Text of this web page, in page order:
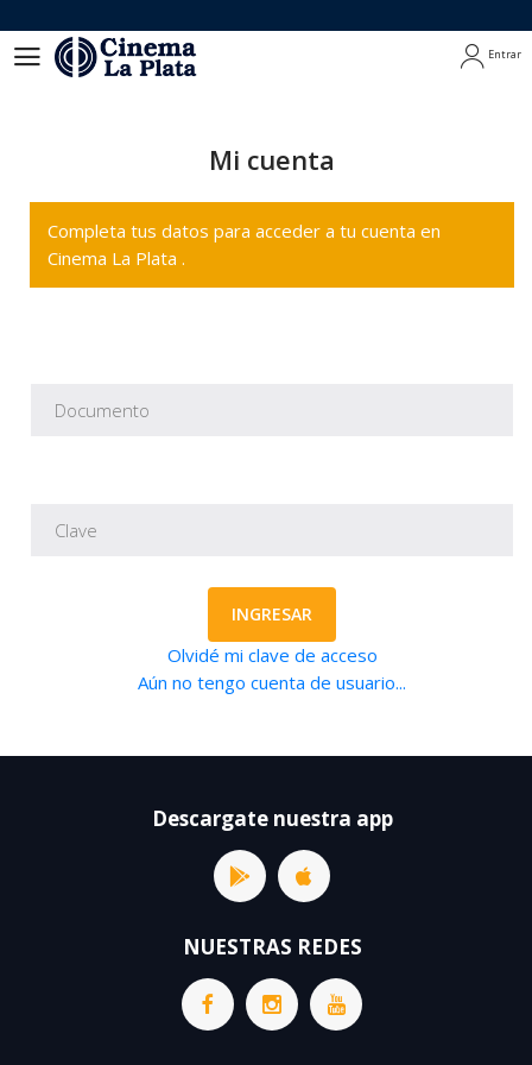
Entrar
Mi cuenta
Completa tus datos para acceder a tu cuenta en
Cinema La Plata .
INGRESAR
Olvidé mi clave de acceso
Aún no tengo cuenta de usuario...
Descargate nuestra app
NUESTRAS REDES